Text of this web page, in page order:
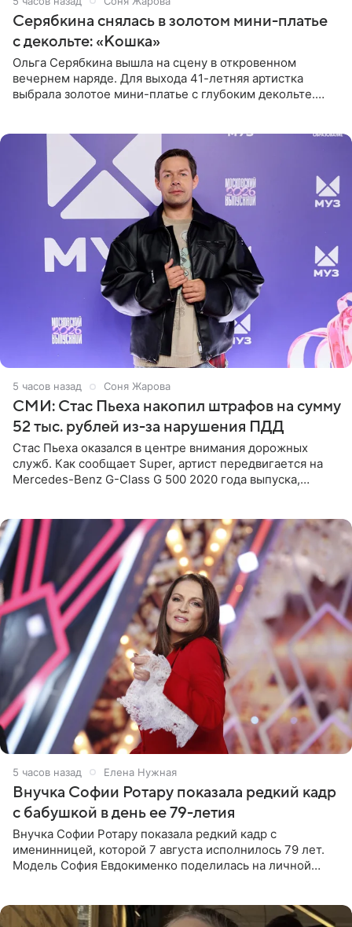
Серябкина снялась в золотом мини-платье
с декольте: «Кошка»
Ольга Серябкина вышла на сцену в откровенном
вечернем наряде. Для выхода 41-летняя артистка
выбрала золотое мини-платье с глубоким декольте.
5 часов назад Соня Жарова
СМИ: Стас Пьеха накопил штрафов на сумму
52 тыс. рублей из-за нарушения ПДД
Стас Пьеха оказался в центре внимания дорожных
служб. Как сообщает Super, артист передвигается на
Mercedes-Benz G-Class G 500 2020 года выпуска,
5 часов назад Елена Нужная
Внучка Софии Ротару показала редкий кадр
с бабушкой в день ее 79-летия
Внучка Софии Ротару показала редкий кадр с
именинницей, которой 7 августа исполнилось 79 лет.
Модель София Евдокименко поделилась на личной